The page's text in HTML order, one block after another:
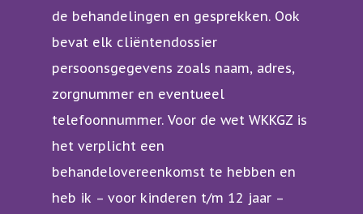
de behandelingen en gesprekken. Ook
bevat elk cliëntendossier
persoonsgegevens zoals naam, adres,
zorgnummer en eventueel
telefoonnummer. Voor de wet WKKGZ is
het verplicht een
behandelovereenkomst te hebben en
heb ik – voor kinderen t/m 12 jaar –